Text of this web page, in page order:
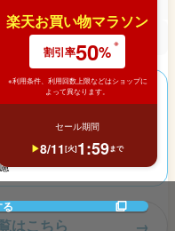
、SCALP、COLD、
リ連携）
を保つ
はこちら
楽天お買い物マラソン
割引率50%
※利用条件、利用回数上限などはショップに
よって異なります。
セール期間
8/11[火]1:59まで
る